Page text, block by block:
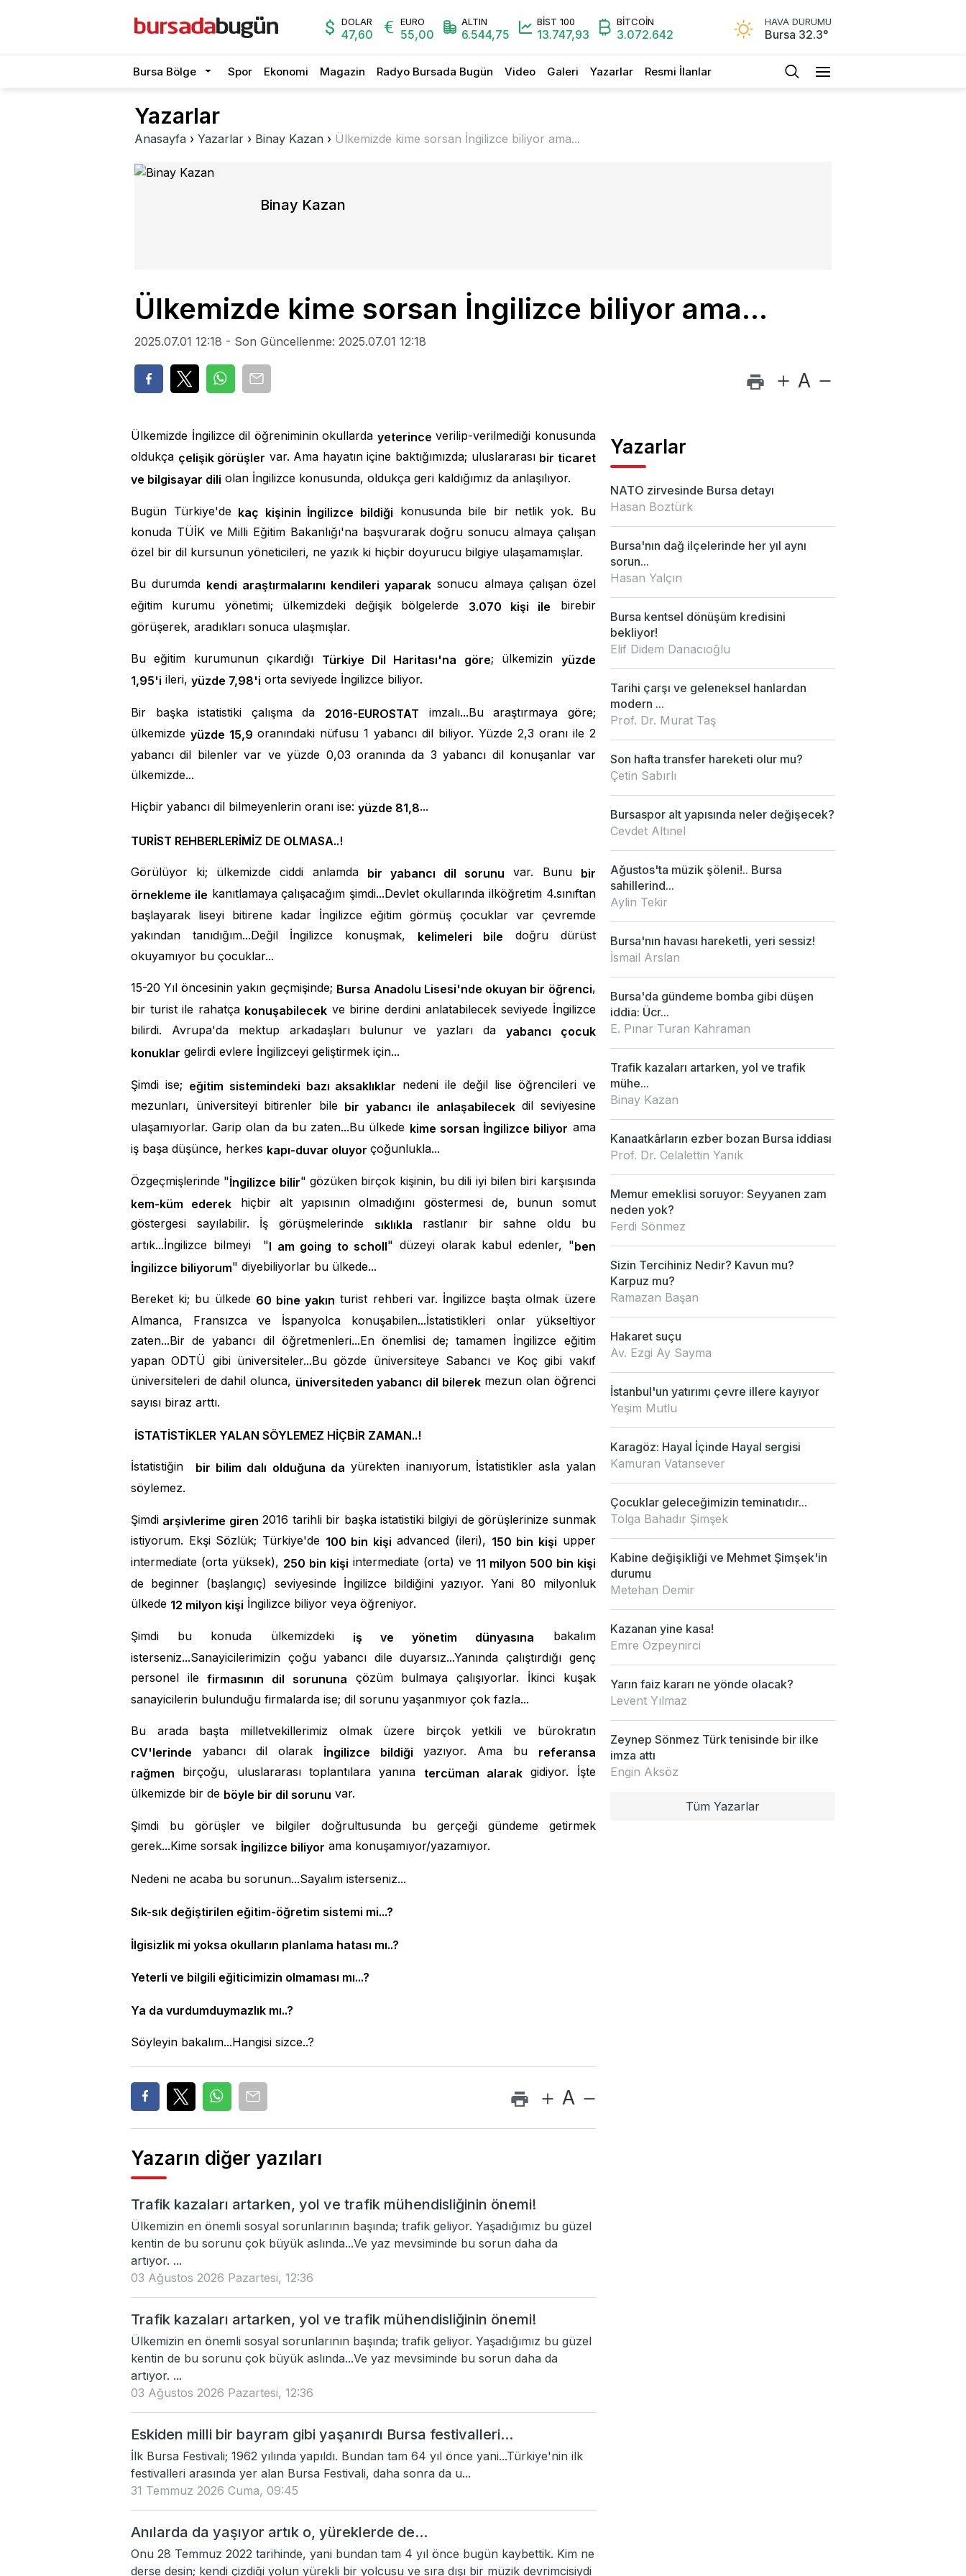
DOLAR
47,60
EURO
55,00
ALTIN
6.544,75
BİST 100
13.747,93
BİTCOİN
3.072.642
HAVA DURUMU
Bursa 32.3°
Bursa Bölge Spor Ekonomi Magazin Radyo Bursada Bugün Video Galeri Yazarlar Resmi İlanlar
Yazarlar
Anasayfa › Yazarlar › Binay Kazan › Ülkemizde kime sorsan İngilizce biliyor ama...
Binay Kazan
Ülkemizde kime sorsan İngilizce biliyor ama...
2025.07.01 12:18 - Son Güncellenme: 2025.07.01 12:18
A
Ülkemizde İngilizce dil öğreniminin okullarda yeterince verilip-verilmediği konusunda
oldukça çelişik görüşler var. Ama hayatın içine baktığımızda; uluslararası bir ticaret
ve bilgisayar dili olan İngilizce konusunda, oldukça geri kaldığımız da anlaşılıyor.
Bugün Türkiye'de kaç kişinin İngilizce bildiği konusunda bile bir netlik yok. Bu
konuda TÜİK ve Milli Eğitim Bakanlığı'na başvurarak doğru sonucu almaya çalışan
özel bir dil kursunun yöneticileri, ne yazık ki hiçbir doyurucu bilgiye ulaşamamışlar.
Bu durumda kendi araştırmalarını kendileri yaparak sonucu almaya çalışan özel
eğitim kurumu yönetimi; ülkemizdeki değişik bölgelerde 3.070 kişi ile birebir
görüşerek, aradıkları sonuca ulaşmışlar.
Bu eğitim kurumunun çıkardığı Türkiye Dil Haritası'na göre; ülkemizin yüzde
1,95'i ileri, yüzde 7,98'i orta seviyede İngilizce biliyor.
Bir başka istatistiki çalışma da 2016-EUROSTAT imzalı...Bu araştırmaya göre;
ülkemizde yüzde 15,9 oranındaki nüfusu 1 yabancı dil biliyor. Yüzde 2,3 oranı ile 2
yabancı dil bilenler var ve yüzde 0,03 oranında da 3 yabancı dil konuşanlar var
ülkemizde...
Hiçbir yabancı dil bilmeyenlerin oranı ise: yüzde 81,8...
TURİST REHBERLERİMİZ DE OLMASA..!
Görülüyor ki; ülkemizde ciddi anlamda bir yabancı dil sorunu var. Bunu bir
örnekleme ile kanıtlamaya çalışacağım şimdi...Devlet okullarında ilköğretim 4.sınıftan
başlayarak liseyi bitirene kadar İngilizce eğitim görmüş çocuklar var çevremde
yakından tanıdığım...Değil İngilizce konuşmak, kelimeleri bile doğru dürüst
okuyamıyor bu çocuklar...
15-20 Yıl öncesinin yakın geçmişinde; Bursa Anadolu Lisesi'nde okuyan bir öğrenci,
bir turist ile rahatça konuşabilecek ve birine derdini anlatabilecek seviyede İngilizce
bilirdi. Avrupa'da mektup arkadaşları bulunur ve yazları da yabancı çocuk
konuklar gelirdi evlere İngilizceyi geliştirmek için...
Şimdi ise; eğitim sistemindeki bazı aksaklıklar nedeni ile değil lise öğrencileri ve
mezunları, üniversiteyi bitirenler bile bir yabancı ile anlaşabilecekdil seviyesine
ulaşamıyorlar. Garip olan da bu zaten...Bu ülkede kime sorsan İngilizce biliyor ama
iş başa düşünce, herkes kapı-duvar oluyor çoğunlukla...
Özgeçmişlerinde "İngilizce bilir" gözüken birçok kişinin, bu dili iyi bilen biri karşısında
kem-küm ederek hiçbir alt yapısının olmadığını göstermesi de, bunun somut
göstergesi sayılabilir. İş görüşmelerinde sıklıkla rastlanır bir sahne oldu bu
artık...İngilizce bilmeyi "I am going to scholl" düzeyi olarak kabul edenler, "ben
İngilizce biliyorum" diyebiliyorlar bu ülkede...
Bereket ki; bu ülkede 60 bine yakın turist rehberi var. İngilizce başta olmak üzere
Almanca, Fransızca ve İspanyolca konuşabilen...İstatistikleri onlar yükseltiyor
zaten...Bir de yabancı dil öğretmenleri...En önemlisi de; tamamen İngilizce eğitim
yapan ODTÜ gibi üniversiteler...Bu gözde üniversiteye Sabancı ve Koç gibi vakıf
üniversiteleri de dahil olunca, üniversiteden yabancı dil bilerekmezun olan öğrenci
sayısı biraz arttı.
İSTATİSTİKLER YALAN SÖYLEMEZ HİÇBİR ZAMAN..!
İstatistiğin bir bilim dalı olduğuna da yürekten inanıyorum. İstatistikler asla yalan
söylemez.
Şimdi arşivlerime giren 2016 tarihli bir başka istatistiki bilgiyi de görüşlerinize sunmak
istiyorum. Ekşi Sözlük; Türkiye'de 100 bin kişi advanced (ileri), 150 bin kişi upper
intermediate (orta yüksek), 250 bin kişi intermediate (orta) ve 11 milyon 500 bin kişi
de beginner (başlangıç) seviyesinde İngilizce bildiğini yazıyor. Yani 80 milyonluk
ülkede 12 milyon kişi İngilizce biliyor veya öğreniyor.
Şimdi bu konuda ülkemizdeki iş ve yönetim dünyasına bakalım
isterseniz...Sanayicilerimizin çoğu yabancı dile duyarsız...Yanında çalıştırdığı genç
personel ilefirmasının dil sorununa çözüm bulmaya çalışıyorlar. İkinci kuşak
sanayicilerin bulunduğu firmalarda ise; dil sorunu yaşanmıyor çok fazla...
Bu arada başta milletvekillerimiz olmak üzere birçok yetkili ve bürokratın
CV'lerinde yabancı dil olarak İngilizce bildiği yazıyor. Ama bu referansa
rağmen birçoğu, uluslararası toplantılara yanına tercüman alarak gidiyor. İşte
ülkemizde bir de böyle bir dil sorunu var.
Şimdi bu görüşler ve bilgiler doğrultusunda bu gerçeği gündeme getirmek
gerek...Kime sorsak İngilizce biliyor ama konuşamıyor/yazamıyor.
Nedeni ne acaba bu sorunun...Sayalım isterseniz...
Sık-sık değiştirilen eğitim-öğretim sistemi mi...?
İlgisizlik mi yoksa okulların planlama hatası mı..?
Yeterli ve bilgili eğiticimizin olmaması mı...?
Ya da vurdumduymazlık mı..?
Söyleyin bakalım...Hangisi sizce..?
A
Yazarın diğer yazıları
Trafik kazaları artarken, yol ve trafik mühendisliğinin önemi!
Ülkemizin en önemli sosyal sorunlarının başında; trafik geliyor. Yaşadığımız bu güzel
kentin de bu sorunu çok büyük aslında...Ve yaz mevsiminde bu sorun daha da
artıyor. ...
03 Ağustos 2026 Pazartesi, 12:36
Trafik kazaları artarken, yol ve trafik mühendisliğinin önemi!
Ülkemizin en önemli sosyal sorunlarının başında; trafik geliyor. Yaşadığımız bu güzel
kentin de bu sorunu çok büyük aslında...Ve yaz mevsiminde bu sorun daha da
artıyor. ...
03 Ağustos 2026 Pazartesi, 12:36
Eskiden milli bir bayram gibi yaşanırdı Bursa festivalleri...
İlk Bursa Festivali; 1962 yılında yapıldı. Bundan tam 64 yıl önce yani...Türkiye'nin ilk
festivalleri arasında yer alan Bursa Festivali, daha sonra da u...
31 Temmuz 2026 Cuma, 09:45
Anılarda da yaşıyor artık o, yüreklerde de...
Onu 28 Temmuz 2022 tarihinde, yani bundan tam 4 yıl önce bugün kaybettik. Kim ne
derse desin; kendi çizdiği yolun yürekli bir yolcusu ve sıra dışı bir müzik devrimcisiydi
Yazarlar
NATO zirvesinde Bursa detayı
Hasan Boztürk
Bursa'nın dağ ilçelerinde her yıl aynı
sorun...
Hasan Yalçın
Bursa kentsel dönüşüm kredisini
bekliyor!
Elif Didem Danacıoğlu
Tarihi çarşı ve geleneksel hanlardan
modern ...
Prof. Dr. Murat Taş
Son hafta transfer hareketi olur mu?
Çetin Sabırlı
Bursaspor alt yapısında neler değişecek?
Cevdet Altınel
Ağustos'ta müzik şöleni!.. Bursa
sahillerind...
Aylin Tekir
Bursa'nın havası hareketli, yeri sessiz!
İsmail Arslan
Bursa'da gündeme bomba gibi düşen
iddia: Ücr...
E. Pınar Turan Kahraman
Trafik kazaları artarken, yol ve trafik
mühe...
Binay Kazan
Kanaatkârların ezber bozan Bursa iddiası
Prof. Dr. Celalettin Yanık
Memur emeklisi soruyor: Seyyanen zam
neden yok?
Ferdi Sönmez
Sizin Tercihiniz Nedir? Kavun mu?
Karpuz mu?
Ramazan Başan
Hakaret suçu
Av. Ezgi Ay Sayma
İstanbul'un yatırımı çevre illere kayıyor
Yeşim Mutlu
Karagöz: Hayal İçinde Hayal sergisi
Kamuran Vatansever
Çocuklar geleceğimizin teminatıdır...
Tolga Bahadır Şimşek
Kabine değişikliği ve Mehmet Şimşek'in
durumu
Metehan Demir
Kazanan yine kasa!
Emre Özpeynirci
Yarın faiz kararı ne yönde olacak?
Levent Yılmaz
Zeynep Sönmez Türk tenisinde bir ilke
imza attı
Engin Aksöz
Tüm Yazarlar